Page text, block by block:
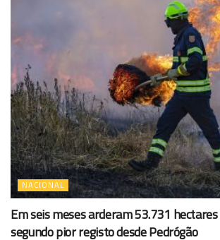
NACIONAL
Em seis meses arderam 53.731
segundo pior registo desde Pedrógão